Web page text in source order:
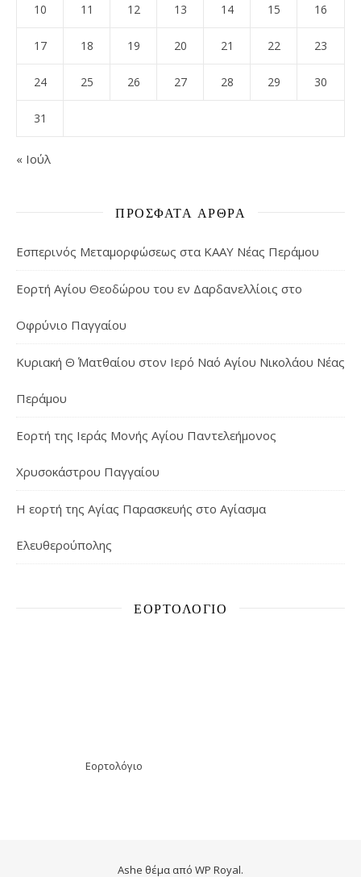
10 11 12 13 14 15 16
17 18 19 20 21 22 23
24 25 26 27 28 29 30
31
« Ιούλ
ΠΡΌΣΦΑΤΑ ΆΡΘΡΑ
Εσπερινός Μεταμορφώσεως στα ΚΑΑΥ Νέας Περάμου
Εορτή Αγίου Θεοδώρου του εν Δαρδανελλίοις στο
Οφρύνιο Παγγαίου
Κυριακή Θ΄ Ματθαίου στον Ιερό Ναό Αγίου Νικολάου Νέας
Περάμου
Εορτή της Ιεράς Μονής Αγίου Παντελεήμονος
Χρυσοκάστρου Παγγαίου
Η εορτή της Αγίας Παρασκευής στο Αγίασμα
Ελευθερούπολης
ΕΟΡΤΟΛΌΓΙΟ
Εορτολόγιο
Ashe θέμα από WP Royal.